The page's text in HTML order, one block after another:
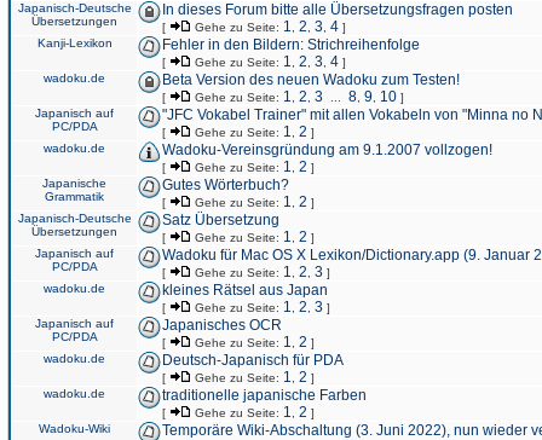
Japanisch-Deutsche
Übersetzungen
In dieses Forum bitte alle Übersetzungsfragen posten
[ Gehe zu Seite: 1 2 3 4 ]
Kanji-Lexikon
Fehler in den Bildern: Strichreihenfolge
[ Gehe zu Seite: 1 2 3 4 ]
wadoku.de
Beta Version des neuen Wadoku zum Testen!
[ Gehe zu Seite: 1 2 3 8 9 10 ]
Japanisch auf
PC/PDA
"JFC Vokabel Trainer" mit allen Vokabeln von "Minna no
[ Gehe zu Seite: 1 2 ]
wadoku.de
Wadoku-Vereinsgründung am 9.1.2007 vollzogen!
[ Gehe zu Seite: 1 2 ]
Japanische
Grammatik
Gutes Wörterbuch?
[ Gehe zu Seite: 1 2 ]
Japanisch-Deutsche
Übersetzungen
Satz Übersetzung
[ Gehe zu Seite: 1 2 ]
Japanisch auf
PC/PDA
Wadoku für Mac OS X Lexikon/Dictionary.app (9. Januar
[ Gehe zu Seite: 1 2 3 ]
wadoku.de
kleines Rätsel aus Japan
[ Gehe zu Seite: 1 2 3 ]
Japanisch auf
PC/PDA
Japanisches OCR
[ Gehe zu Seite: 1 2 ]
wadoku.de
Deutsch-Japanisch für PDA
[ Gehe zu Seite: 1 2 ]
wadoku.de
traditionelle japanische Farben
[ Gehe zu Seite: 1 2 ]
Wadoku-Wiki
Temporäre Wiki-Abschaltung (3. Juni 2022), nun wieder